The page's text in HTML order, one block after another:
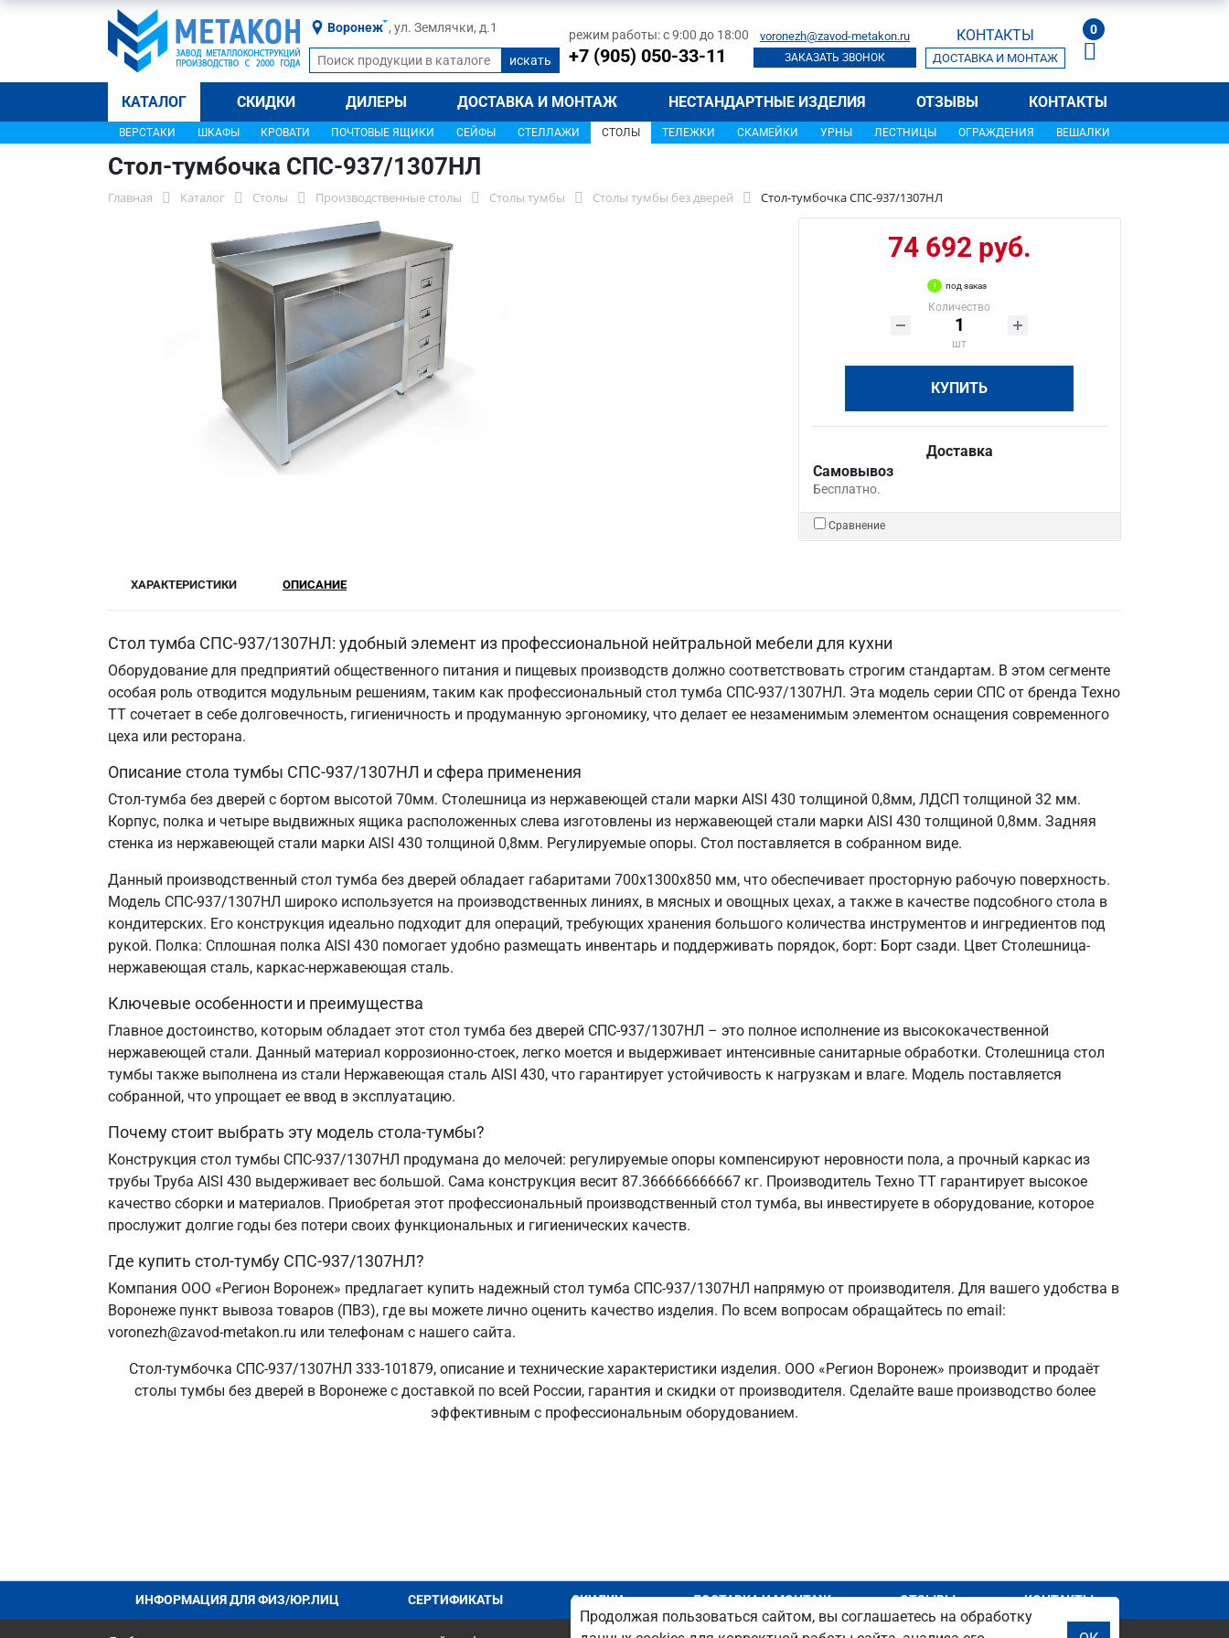
Воронеж , ул. Землячки, д.1 режим работы: с 9:00 до 18:00
+7 (905) 050-33-11
voronezh@zavod-metakon.ru
ЗАКАЗАТЬ ЗВОНОК
КОНТАКТЫ
ДОСТАВКА И МОНТАЖ
0
КАТАЛОГ СКИДКИ ДИЛЕРЫ ДОСТАВКА И МОНТАЖ НЕСТАНДАРТНЫЕ ИЗДЕЛИЯ ОТЗЫВЫ КОНТАКТЫ
ВЕРСТАКИ ШКАФЫ КРОВАТИ ПОЧТОВЫЕ ЯЩИКИ СЕЙФЫ СТЕЛЛАЖИ СТОЛЫ ТЕЛЕЖКИ СКАМЕЙКИ УРНЫ ЛЕСТНИЦЫ ОГРАЖДЕНИЯ ВЕШАЛКИ
Стол-тумбочка СПС-937/1307НЛ
Главная Каталог Столы Производственные столы Столы тумбы Столы тумбы без дверей Стол-тумбочка СПС-937/1307НЛ
74 692 руб.
под заказ
Количество
шт
КУПИТЬ
Доставка
Самовывоз
Бесплатно.
Сравнение
ХАРАКТЕРИСТИКИ ОПИСАНИЕ
Стол тумба СПС-937/1307НЛ: удобный элемент из профессиональной нейтральной мебели для кухни
Оборудование для предприятий общественного питания и пищевых производств должно соответствовать строгим стандартам. В этом сегменте
особая роль отводится модульным решениям, таким как профессиональный стол тумба СПС-937/1307НЛ. Эта модель серии СПС от бренда Техно
ТТ сочетает в себе долговечность, гигиеничность и продуманную эргономику, что делает ее незаменимым элементом оснащения современного
цеха или ресторана.
Описание стола тумбы СПС-937/1307НЛ и сфера применения
Стол-тумба без дверей с бортом высотой 70мм. Столешница из нержавеющей стали марки AISI 430 толщиной 0,8мм, ЛДСП толщиной 32 мм.
Корпус, полка и четыре выдвижных ящика расположенных слева изготовлены из нержавеющей стали марки AISI 430 толщиной 0,8мм. Задняя
стенка из нержавеющей стали марки AISI 430 толщиной 0,8мм. Регулируемые опоры. Стол поставляется в собранном виде.
Данный производственный стол тумба без дверей обладает габаритами 700х1300х850 мм, что обеспечивает просторную рабочую поверхность.
Модель СПС-937/1307НЛ широко используется на производственных линиях, в мясных и овощных цехах, а также в качестве подсобного стола в
кондитерских. Его конструкция идеально подходит для операций, требующих хранения большого количества инструментов и ингредиентов под
рукой. Полка: Сплошная полка AISI 430 помогает удобно размещать инвентарь и поддерживать порядок, борт: Борт сзади. Цвет Столешница-
нержавеющая сталь, каркас-нержавеющая сталь.
Ключевые особенности и преимущества
Главное достоинство, которым обладает этот стол тумба без дверей СПС-937/1307НЛ – это полное исполнение из высококачественной
нержавеющей стали. Данный материал коррозионно-стоек, легко моется и выдерживает интенсивные санитарные обработки. Столешница стол
тумбы также выполнена из стали Нержавеющая сталь AISI 430, что гарантирует устойчивость к нагрузкам и влаге. Модель поставляется
собранной, что упрощает ее ввод в эксплуатацию.
Почему стоит выбрать эту модель стола-тумбы?
Конструкция стол тумбы СПС-937/1307НЛ продумана до мелочей: регулируемые опоры компенсируют неровности пола, а прочный каркас из
трубы Труба AISI 430 выдерживает вес большой. Сама конструкция весит 87.366666666667 кг. Производитель Техно ТТ гарантирует высокое
качество сборки и материалов. Приобретая этот профессиональный производственный стол тумба, вы инвестируете в оборудование, которое
прослужит долгие годы без потери своих функциональных и гигиенических качеств.
Где купить стол-тумбу СПС-937/1307НЛ?
Компания ООО «Регион Воронеж» предлагает купить надежный стол тумба СПС-937/1307НЛ напрямую от производителя. Для вашего удобства в
Воронеже пункт вывоза товаров (ПВЗ), где вы можете лично оценить качество изделия. По всем вопросам обращайтесь по email:
voronezh@zavod-metakon.ru или телефонам с нашего сайта.
Стол-тумбочка СПС-937/1307НЛ 333-101879, описание и технические характеристики изделия. ООО «Регион Воронеж» производит и продаёт
столы тумбы без дверей в Воронеже с доставкой по всей России, гарантия и скидки от производителя. Сделайте ваше производство более
эффективным с профессиональным оборудованием.
ИНФОРМАЦИЯ ДЛЯ ФИЗ/ЮР.ЛИЦ СЕРТИФИКАТЫ СКИДКИ ДОСТАВКА И МОНТАЖ ОТЗЫВЫ КОНТАКТЫ
Продолжая пользоваться сайтом, вы соглашаетесь на обработку